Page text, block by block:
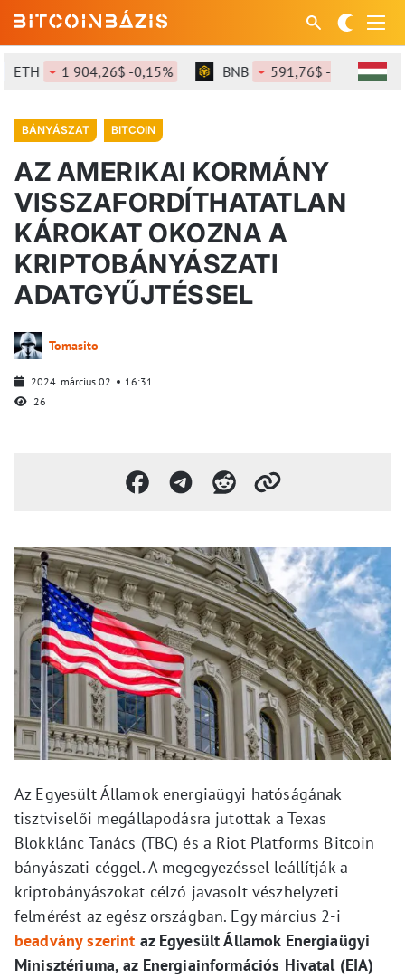
1 904,26$ -0,15% BNB 591,76$ -0,42%
BÁNYÁSZAT BITCOIN
AZ AMERIKAI KORMÁNY
VISSZAFORDÍTHATATLAN
KÁROKAT OKOZNA A
KRIPTOBÁNYÁSZATI
ADATGYŰJTÉSSEL
Tomasito
2024. március 02.
16:31
26
Az Egyesült Államok energiaügyi hatóságának
tisztviselői megállapodásra jutottak a Texas
Blokklánc Tanács (TBC) és a Riot Platforms Bitcoin
bányászati céggel. A megegyezéssel leállítják a
kriptobányászokat célzó javasolt vészhelyzeti
felmérést az egész országban. Egy március 2-i
beadvány szerint az Egyesült Államok Energiaügyi
Minisztériuma, az Energiainformációs Hivatal (EIA)